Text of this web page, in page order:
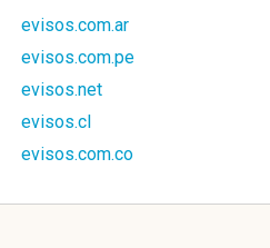
evisos.com.ar
evisos.com.pe
evisos.net
evisos.cl
evisos.com.co